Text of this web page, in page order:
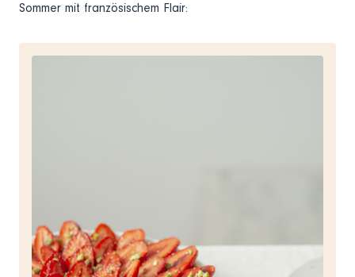
Sommer mit französischem Flair: